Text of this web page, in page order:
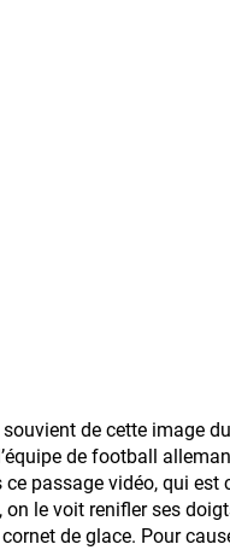
de cette image du
de football
ce passage vidéo, qui est
on le voit renifler ses
de glace. Pour